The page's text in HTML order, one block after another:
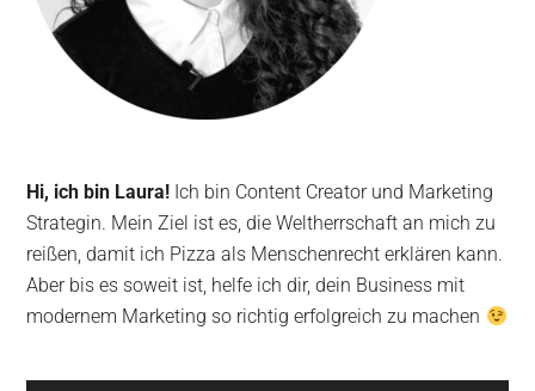
Hi, ich bin Laura! Ich bin Content Creator und Marketing
Strategin. Mein Ziel ist es, die Weltherrschaft an mich zu
reißen, damit ich Pizza als Menschenrecht erklären kann.
Aber bis es soweit ist, helfe ich dir, dein Business mit
modernem Marketing so richtig erfolgreich zu machen